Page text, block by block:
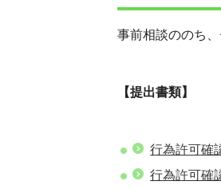
事前相談ののち
【提出書類】
行為許可確
行為許可確